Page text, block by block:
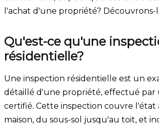
l'achat d'une propriété? Découvrons-
Qu'est-ce qu'une
résidentielle?
Une inspection résidentielle est un
détaillé d'une propriété, effectué par
certifié. Cette inspection couvre l'état
maison, du sous-sol jusqu'au toit, et